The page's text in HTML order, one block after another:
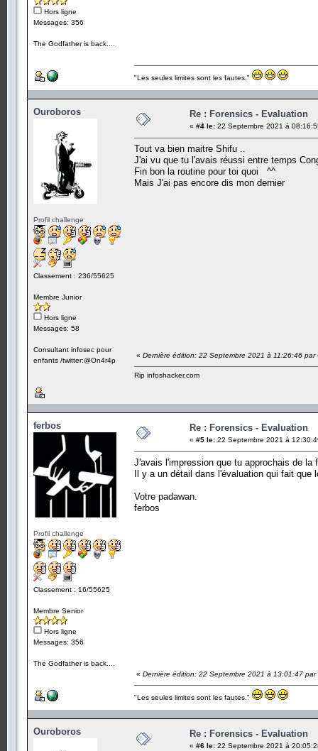
Hors ligne
Messages: 356
The Godfather is back....
"Les seules limites sont les fautes."
Ouroboros
Profil challenge
Classement : 236/55625
Membre Junior
Hors ligne
Messages: 58
Consultant infosec pour
enfants /twitter:@On4r4p
Re : Forensics - Evaluation
« #4 le: 22 Septembre 2021 à
Tout va bien maitre Shifu ..
J'ai vu que tu l'avais réussi entre temps
Fin bon la routine pour toi quoi ^^
Mais J'ai pas encore dis mon dernier
« Dernière édition: 22 Septembre 2021 à 11:26:46 par
Rip infoshacker.com
ferbos
Profil challenge
Classement : 16/55625
Membre Senior
Hors ligne
Messages: 356
The Godfather is back....
Re : Forensics - Evaluation
« #5 le: 22 Septembre 2021 à
J'avais l'impression que tu approchais de
Il y a un détail dans l'évaluation qui fait
Votre padawan.
ferbos
« Dernière édition: 22 Septembre 2021 à 13:01:47 par
"Les seules limites sont les fautes."
Ouroboros Re : Forensics - Evaluation
« #6 le: 22 Septembre 2021 à